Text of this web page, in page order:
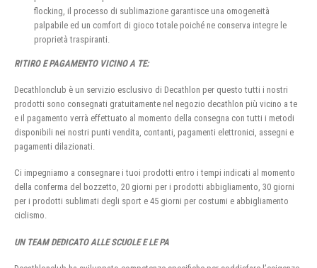
flocking, il processo di sublimazione garantisce una omogeneità
palpabile ed un comfort di gioco totale poiché ne conserva integre le
proprietà traspiranti.
RITIRO E PAGAMENTO VICINO A TE:
Decathlonclub è un servizio esclusivo di Decathlon per questo tutti i nostri
prodotti sono consegnati gratuitamente nel negozio decathlon più vicino a te
e il pagamento verrà effettuato al momento della consegna con tutti i metodi
disponibili nei nostri punti vendita, contanti, pagamenti elettronici, assegni e
pagamenti dilazionati.
Ci impegniamo a consegnare i tuoi prodotti entro i tempi indicati al momento
della conferma del bozzetto, 20 giorni per i prodotti abbigliamento, 30 giorni
per i prodotti sublimati degli sport e 45 giorni per costumi e abbigliamento
ciclismo.
UN TEAM DEDICATO ALLE SCUOLE E LE PA